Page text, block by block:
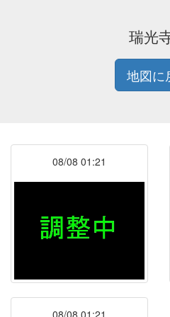
瑞光
地図に
08/08 01:21
08/08 01:21